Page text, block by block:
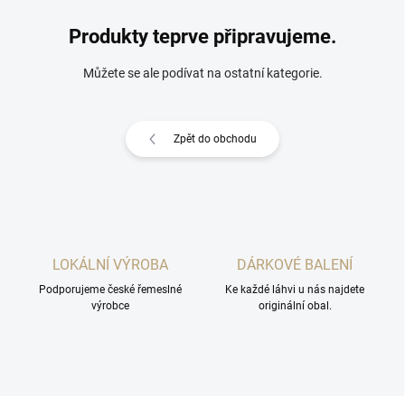
Produkty teprve připravujeme.
Můžete se ale podívat na ostatní kategorie.
Zpět do obchodu
LOKÁLNÍ VÝROBA
Podporujeme české řemeslné
výrobce
DÁRKOVÉ BALENÍ
Ke každé láhvi u nás najdete
originální obal.